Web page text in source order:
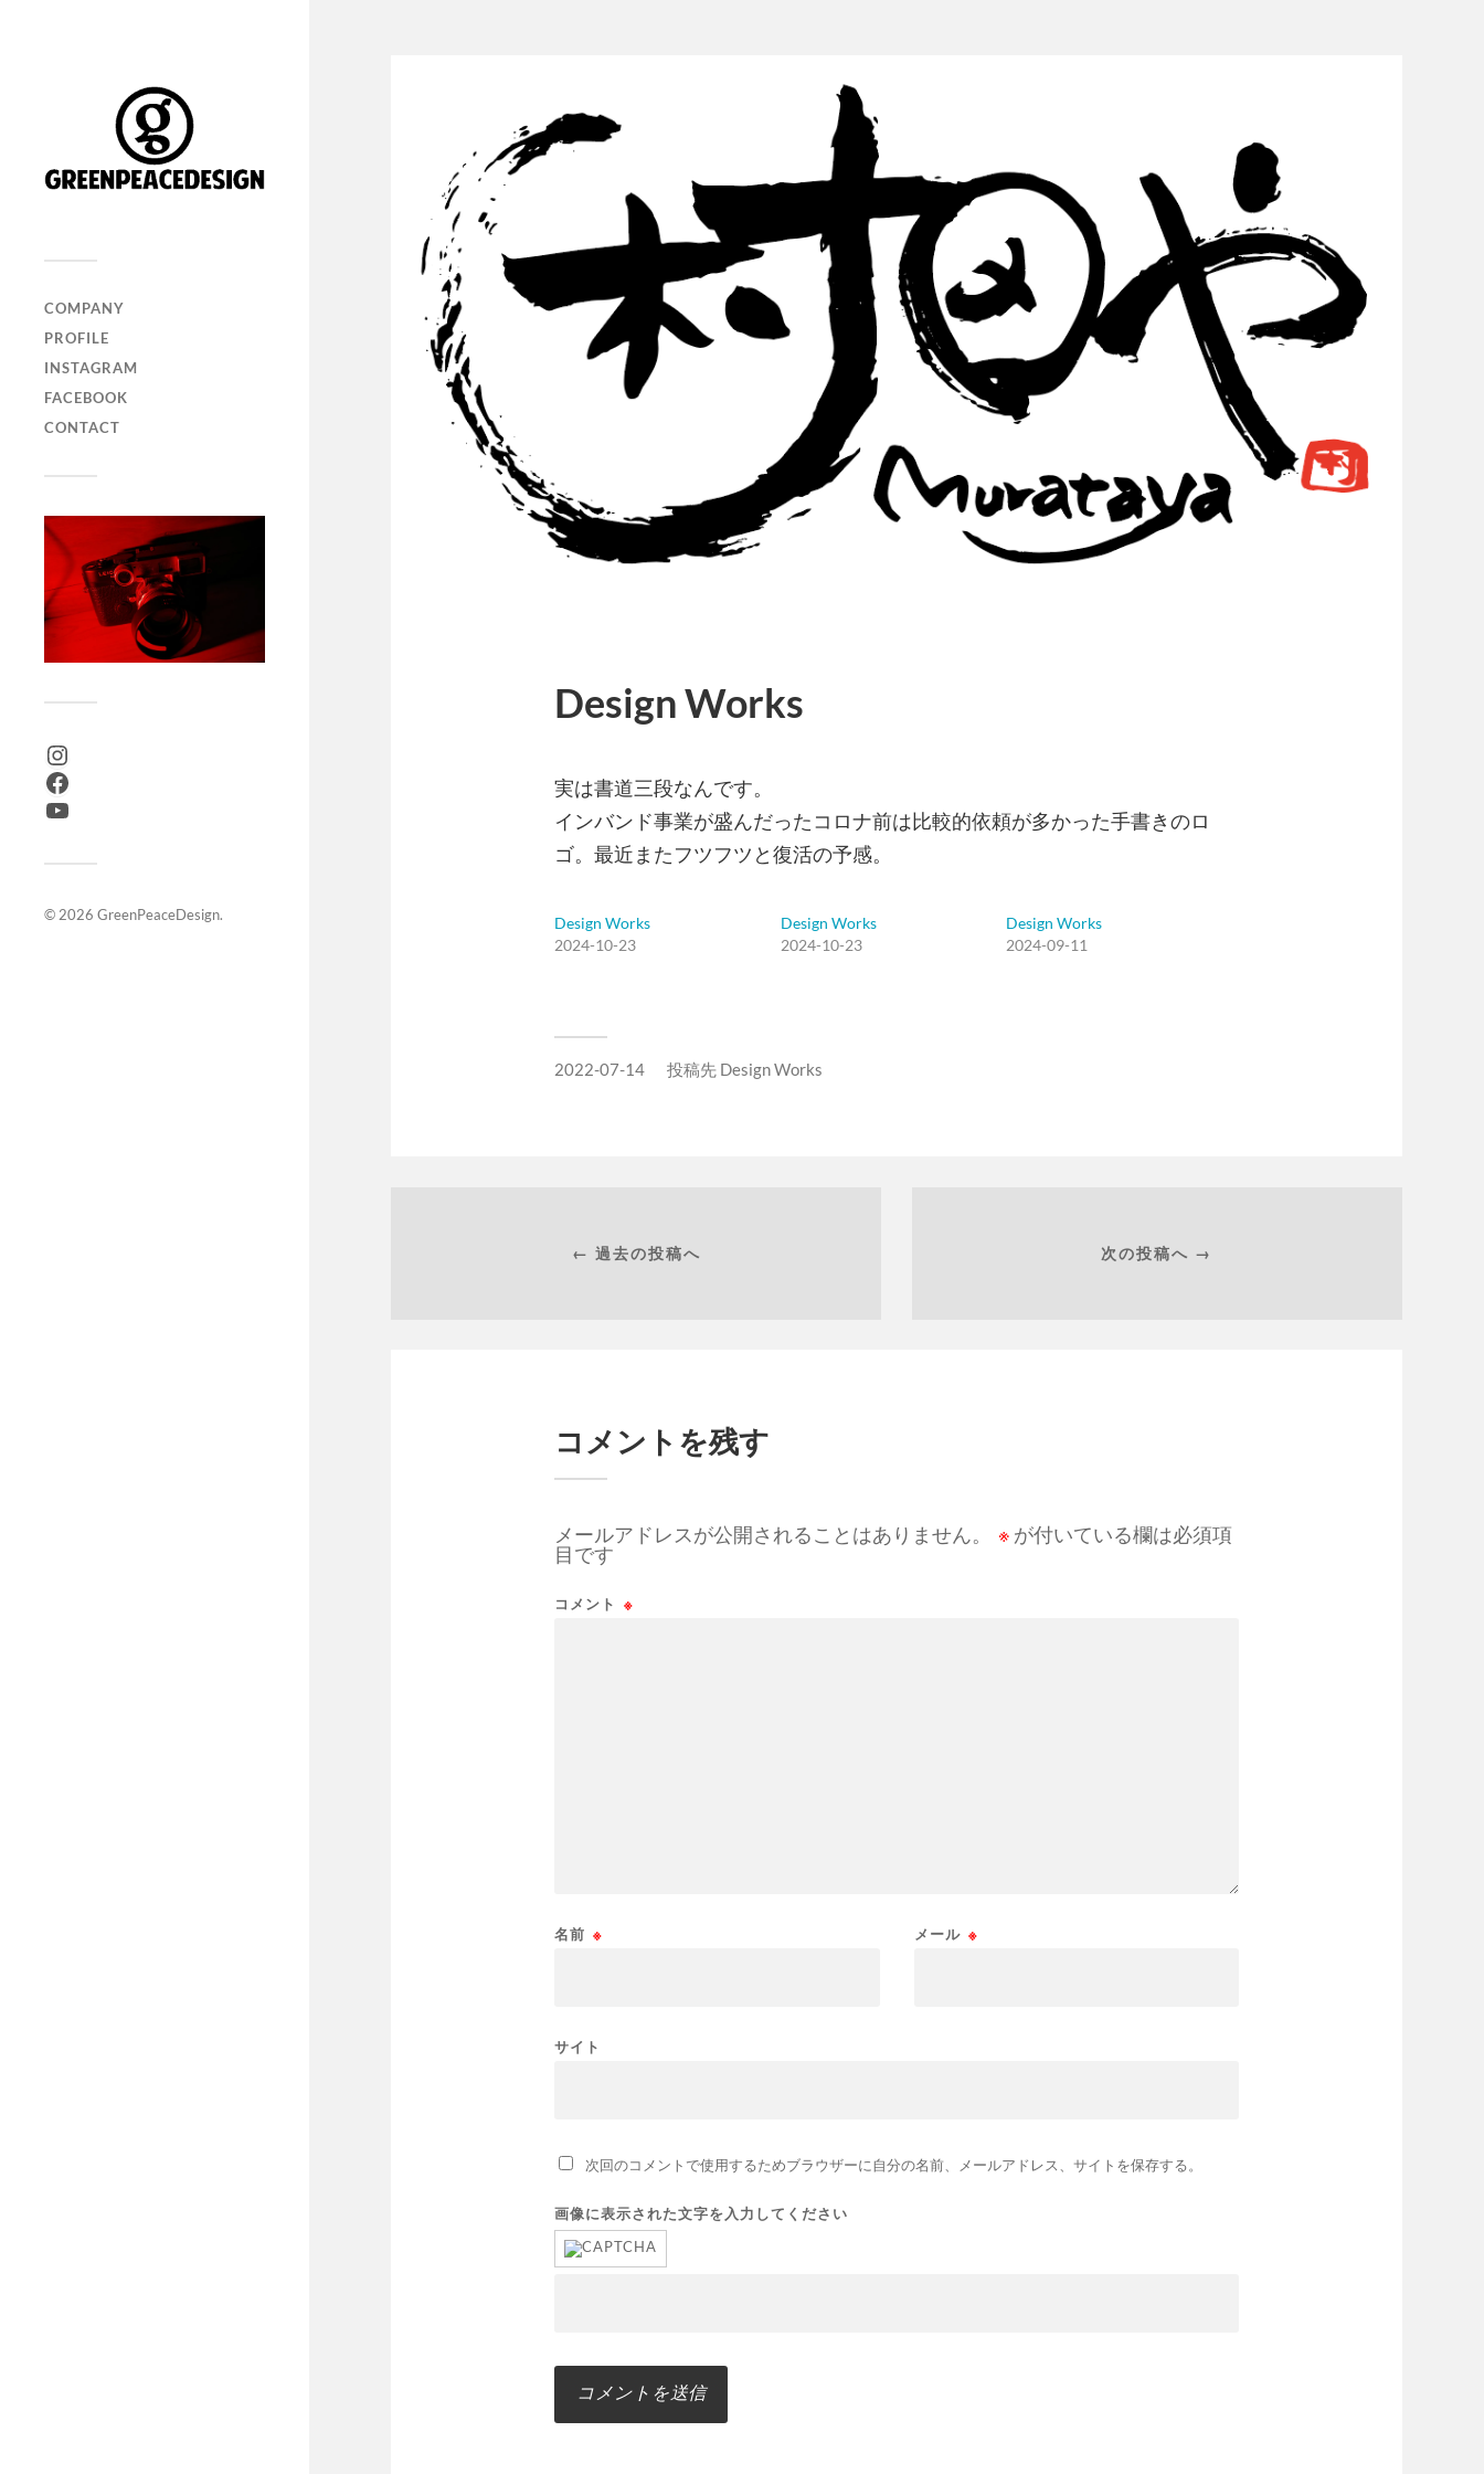
COMPANY
PROFILE
INSTAGRAM
FACEBOOK
CONTACT
© 2026 GreenPeaceDesign.
Design Works
実は書道三段なんです。
インバンド事業が盛んだったコロナ前は比較的依頼が多かった手書きのロ
ゴ。最近またフツフツと復活の予感。
Design Works
2024-10-23
Design Works
2024-10-23
Design Works
2024-09-11
2022-07-14 投稿先 Design Works
← 過去の投稿へ 次の投稿へ →
コメントを残す
メールアドレスが公開されることはありません。 ※ が付いている欄は必須項
目です
コメント ※
名前 ※ メール ※
サイト
次回のコメントで使用するためブラウザーに自分の名前、メールアドレス、サイトを保存する。
画像に表示された文字を入力してください